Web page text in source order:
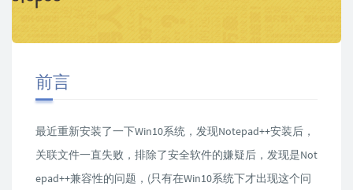
前言
最近重新安装了一下Win10系统，发现Notepad++安装后，
关联文件一直失败，排除了安全软件的嫌疑后，发现是Not
epad++兼容性的问题，(只有在Win10系统下才出现这个问